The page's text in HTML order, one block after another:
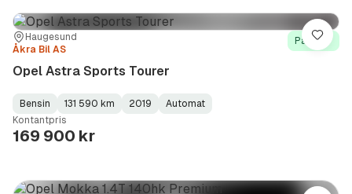
Sted:Haugesund
Forhandler:
Åkra Bil AS
På lager
Opel Astra Sports Tourer
Fuel
Type:
Bensin
Kilometerstand:
131 590 km
Model
Year:
2019
Gearbox
Type:
Automat
Kontantpris
169 900 kr
Lagre